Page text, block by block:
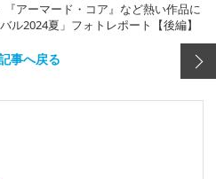
『アーマード・コア』など熱い作品に
ル2024夏」フォトレポート【後編】
事へ戻る